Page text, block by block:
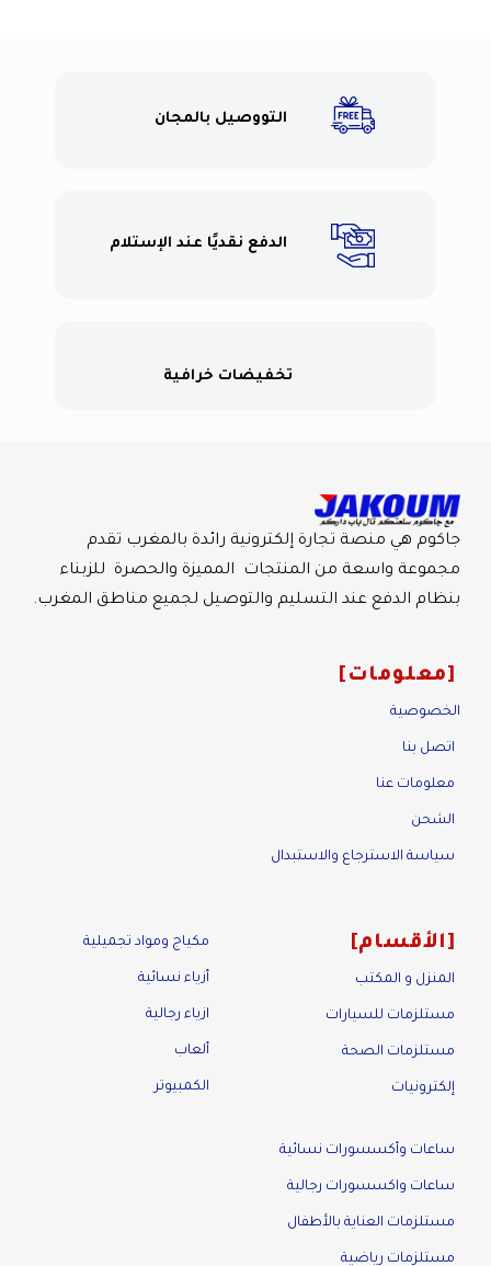
التووصيل بالمجان
الدفع نقديًا عند الإستلام
تخفيضات خرافية
جاكوم هي منصة تجارة إلكترونية رائدة بالمغرب تقدم
مجموعة واسعة من المنتجات المميزة والحصرة للزبناء
بنظام الدفع عند التسليم والتوصيل لجميع مناطق المغرب.
معلومات
الخصوصية
اتصل بنا
معلومات عنا
الشحن
سياسة الاسترجاع والاستبدال
الأقسام
المنزل و المكتب
مستلزمات للسيارات
مستلزمات الصحة
إلكترونيات
مكياج ومواد تجميلية
أزياء نسائية
ازياء رجالية
ألعاب
الكمبيوتر
ساعات وأكسسورات نسائية
ساعات واكسسورات رجالية
مستلزمات العناية بالأطفال
مستلزمات رياضية